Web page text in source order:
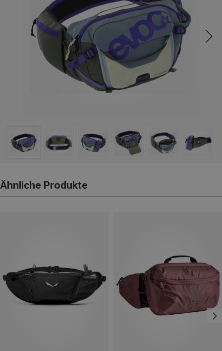
Ähnliche Produkte